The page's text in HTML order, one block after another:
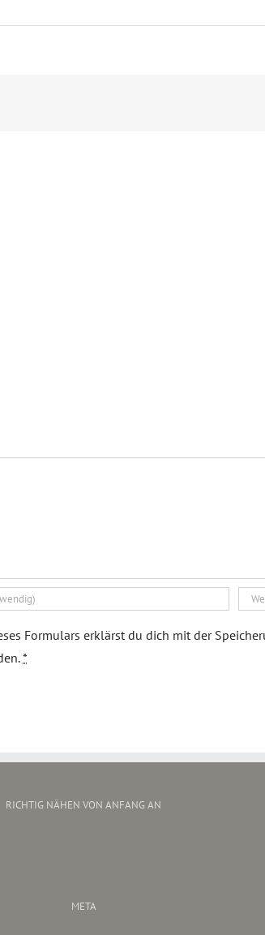
Formulars erklärst du dich mit der
*
RICHTIG NÄHEN VON ANFANG AN
META